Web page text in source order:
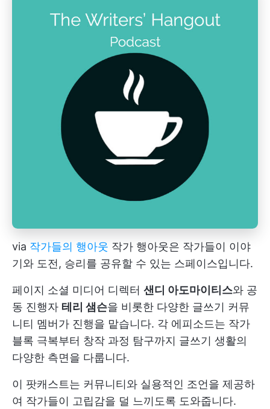
via 작가들의 행아웃 작가 행아웃은 작가들이 이야
기와 도전, 승리를 공유할 수 있는 스페이스입니다.
페이지 소셜 미디어 디렉터 샌디 아도마이티스와 공
동 진행자 테리 샘슨을 비롯한 다양한 글쓰기 커뮤
니티 멤버가 진행을 맡습니다. 각 에피소드는 작가
블록 극복부터 창작 과정 탐구까지 글쓰기 생활의
다양한 측면을 다룹니다.
이 팟캐스트는 커뮤니티와 실용적인 조언을 제공하
여 작가들이 고립감을 덜 느끼도록 도와줍니다.